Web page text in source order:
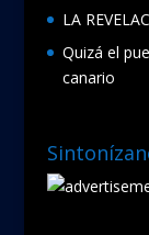
LA
Quizá el
canario